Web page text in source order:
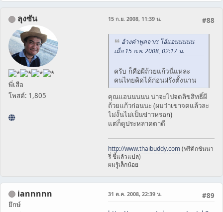
ลุงซัน
พี่เสือ
โพสต์: 1,805
#88
15 ก.ย. 2008, 11:39 น.
อ้างคำพูดจาก: ไอ้แอนนนนน
เมื่อ 15 ก.ย. 2008, 02:17 น.
ครับ ก็คือผีถ้วยแก้วนี่แหละ
คนไทยคิดได้ก่อนฝรั่งตั้งนาน
คุณแอนนนนน น่าจะไปจดลิขสิทธิ์ผี
ถ้วยแก้วก่อนนะ (ผมว่าเขาจดแล้วละ
ไม่งั้นไม่เป็นข่าวหรอก)
แต่ก็ดูประหลาดตาดี
http://www.thaibuddy.com(ฟรีดิกชันนา
รี่ ชี้แล้วแปล)
ผมรู้เล็กน้อย
iannnnn
ยึกษ์
#89
31 ต.ค. 2008, 22:39 น.